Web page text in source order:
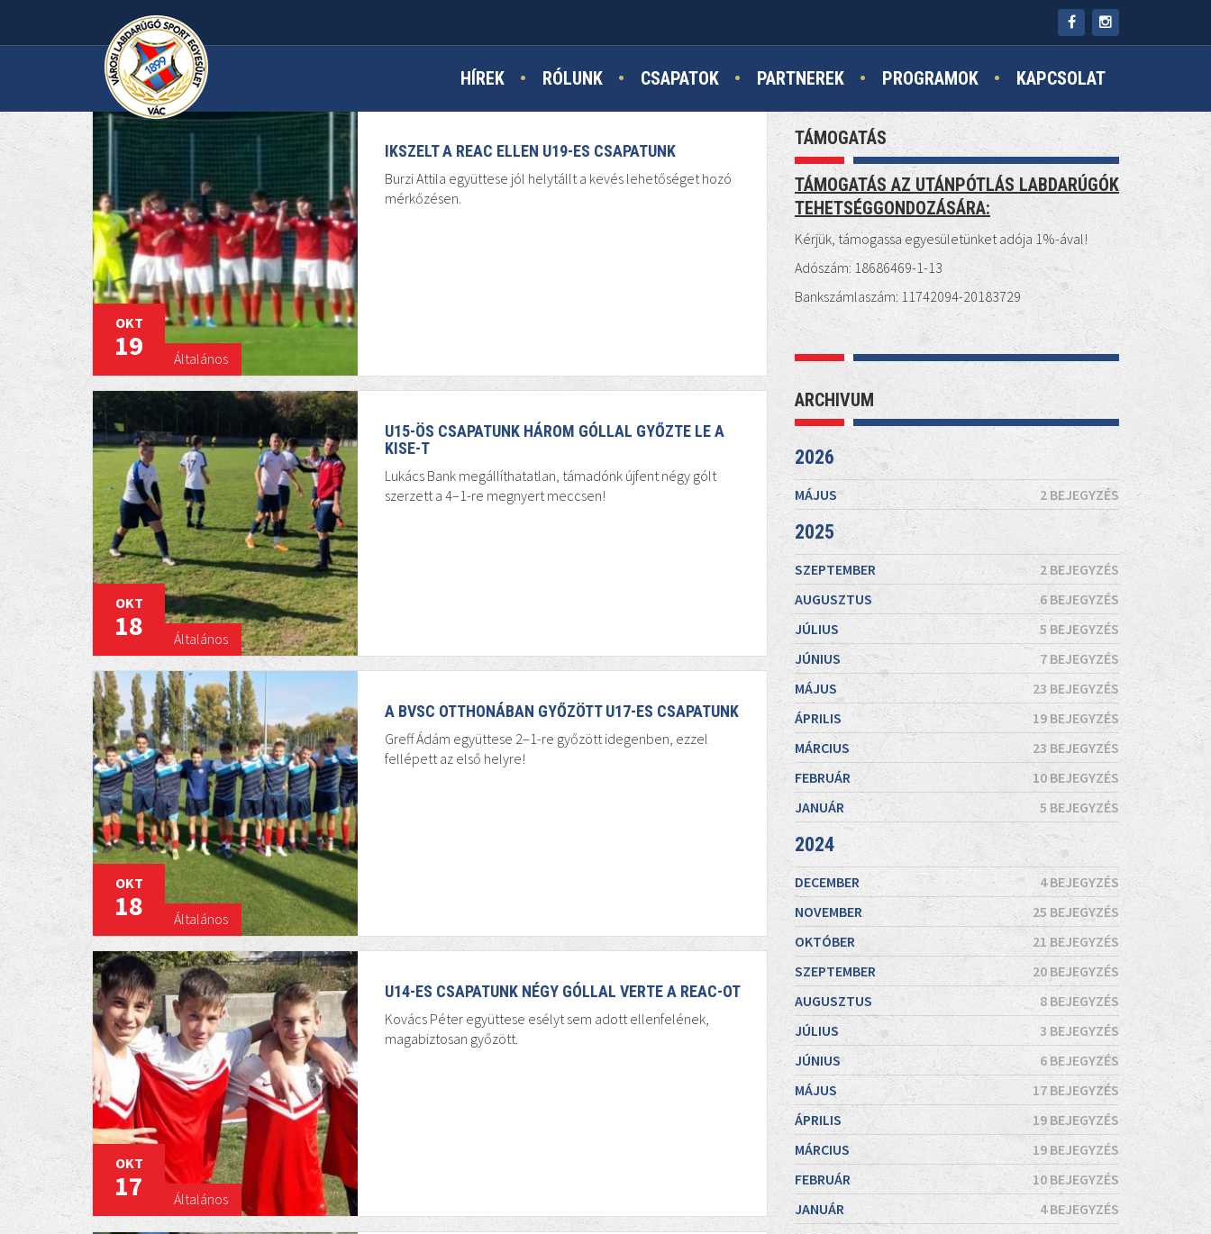
HÍREK RÓLUNK CSAPATOK PARTNEREK PROGRAMOK KAPCSOLAT
Általános
OKT
19
IKSZELT A REAC ELLEN U19-ES CSAPATUNK
Burzi Attila együttese jól helytállt a kevés lehetőséget hozó
mérkőzésen.
Általános
OKT
18
U15-ÖS CSAPATUNK HÁROM GÓLLAL GYŐZTE LE A
KISE-T
Lukács Bank megállíthatatlan, támadónk újfent négy gólt
szerzett a 4–1-re megnyert meccsen!
Általános
OKT
18
A BVSC OTTHONÁBAN GYŐZÖTT U17-ES CSAPATUNK
Greff Ádám együttese 2–1-re győzött idegenben, ezzel
fellépett az első helyre!
Általános
OKT
17
U14-ES CSAPATUNK NÉGY GÓLLAL VERTE A REAC-OT
Kovács Péter együttese esélyt sem adott ellenfelének,
magabiztosan győzött.
TÁMOGATÁS
TÁMOGATÁS AZ UTÁNPÓTLÁS LABDARÚGÓK
TEHETSÉGGONDOZÁSÁRA:
Kérjük, támogassa egyesületünket adója 1%-ával!
Adószám: 18686469-1-13
Bankszámlaszám: 11742094-20183729
ARCHIVUM
2026
MÁJUS 2 BEJEGYZÉS
2025
SZEPTEMBER
2 BEJEGYZÉS
AUGUSZTUS
6 BEJEGYZÉS
JÚLIUS
5 BEJEGYZÉS
JÚNIUS
7 BEJEGYZÉS
MÁJUS
23 BEJEGYZÉS
ÁPRILIS
19 BEJEGYZÉS
MÁRCIUS
23 BEJEGYZÉS
FEBRUÁR
10 BEJEGYZÉS
JANUÁR
5 BEJEGYZÉS
2024
DECEMBER
4 BEJEGYZÉS
NOVEMBER
25 BEJEGYZÉS
OKTÓBER
21 BEJEGYZÉS
SZEPTEMBER
20 BEJEGYZÉS
AUGUSZTUS
8 BEJEGYZÉS
JÚLIUS
3 BEJEGYZÉS
JÚNIUS
6 BEJEGYZÉS
MÁJUS
17 BEJEGYZÉS
ÁPRILIS
19 BEJEGYZÉS
MÁRCIUS
19 BEJEGYZÉS
FEBRUÁR
10 BEJEGYZÉS
JANUÁR
4 BEJEGYZÉS